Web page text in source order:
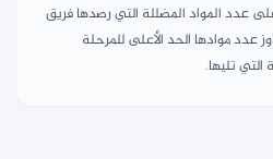
على عدد المواد المضللة التي رصدها فريق
عدد موادها الحد الأعلى للمرحلة
التي تليها.